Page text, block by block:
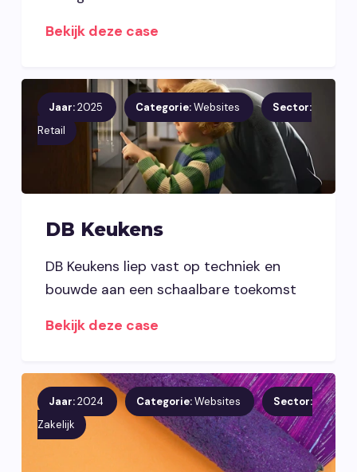
Bekijk deze case
Jaar:2025 Categorie:Websites
Sector:
Retail
DB Keukens
DB Keukens liep vast op techniek en
bouwde aan een schaalbare toekomst
Bekijk deze case
Jaar:2024 Categorie:Websites
Sector:
Zakelijk